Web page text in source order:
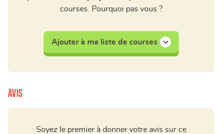
courses. Pourquoi pas vous ?
Ajouter à ma liste de courses
Avis
Soyez le premier à donner votre avis sur ce